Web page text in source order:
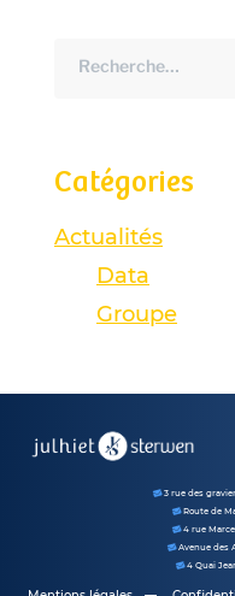
Catégories
Actualités
Data
Groupe
3 rue des
Route de
4 rue
Avenue des
4 Quai